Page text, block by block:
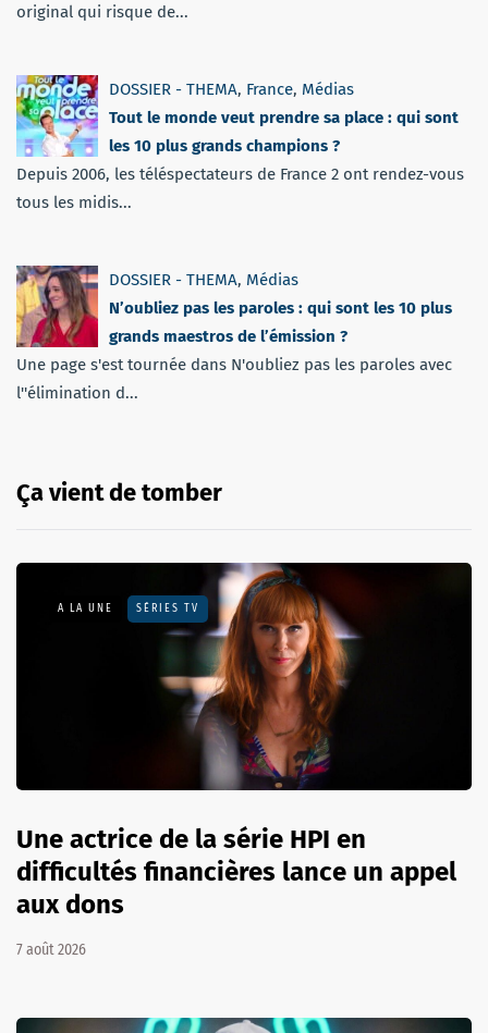
original qui risque de...
DOSSIER - THEMA, France, Médias
Tout le monde veut prendre sa place : qui sont
les 10 plus grands champions ?
Depuis 2006, les téléspectateurs de France 2 ont rendez-vous
tous les midis...
DOSSIER - THEMA, Médias
N’oubliez pas les paroles : qui sont les 10 plus
grands maestros de l’émission ?
Une page s'est tournée dans N'oubliez pas les paroles avec
l''élimination d...
Ça vient de tomber
A LA UNE SÉRIES TV
Une actrice de la série HPI en
difficultés financières lance un appel
aux dons
7 août 2026